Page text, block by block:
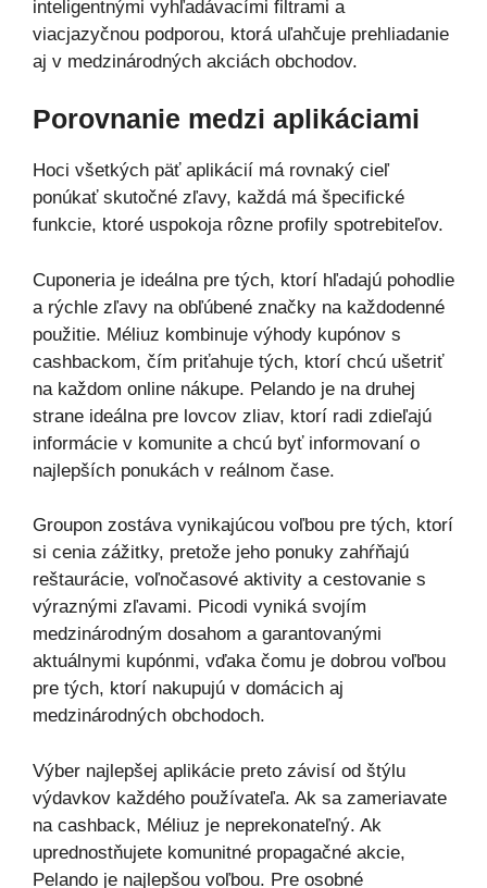
inteligentnými vyhľadávacími filtrami a
viacjazyčnou podporou, ktorá uľahčuje prehliadanie
aj v medzinárodných akciách obchodov.
Porovnanie medzi aplikáciami
Hoci všetkých päť aplikácií má rovnaký cieľ
ponúkať skutočné zľavy, každá má špecifické
funkcie, ktoré uspokoja rôzne profily spotrebiteľov.
Cuponeria je ideálna pre tých, ktorí hľadajú pohodlie
a rýchle zľavy na obľúbené značky na každodenné
použitie. Méliuz kombinuje výhody kupónov s
cashbackom, čím priťahuje tých, ktorí chcú ušetriť
na každom online nákupe. Pelando je na druhej
strane ideálna pre lovcov zliav, ktorí radi zdieľajú
informácie v komunite a chcú byť informovaní o
najlepších ponukách v reálnom čase.
Groupon zostáva vynikajúcou voľbou pre tých, ktorí
si cenia zážitky, pretože jeho ponuky zahŕňajú
reštaurácie, voľnočasové aktivity a cestovanie s
výraznými zľavami. Picodi vyniká svojím
medzinárodným dosahom a garantovanými
aktuálnymi kupónmi, vďaka čomu je dobrou voľbou
pre tých, ktorí nakupujú v domácich aj
medzinárodných obchodoch.
Výber najlepšej aplikácie preto závisí od štýlu
výdavkov každého používateľa. Ak sa zameriavate
na cashback, Méliuz je neprekonateľný. Ak
uprednostňujete komunitné propagačné akcie,
Pelando je najlepšou voľbou. Pre osobné